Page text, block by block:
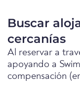
Buscar
cercanías
Al reservar a
apoyando a
compensación